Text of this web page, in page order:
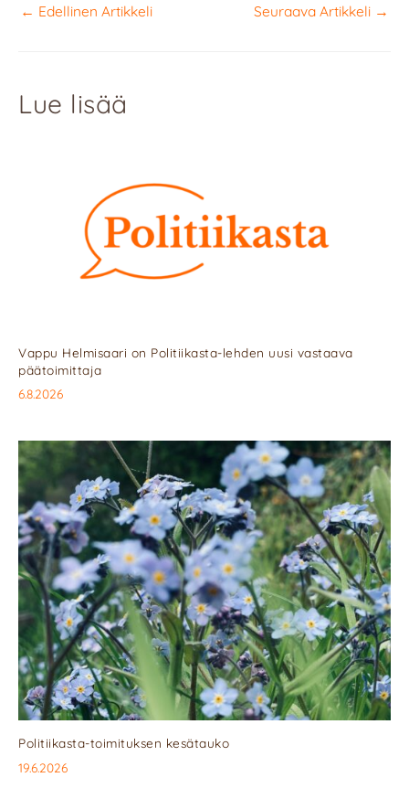
← Edellinen Artikkeli Seuraava Artikkeli →
Lue lisää
Vappu Helmisaari on Politiikasta-lehden uusi vastaava
päätoimittaja
6.8.2026
Politiikasta-toimituksen kesätauko
19.6.2026